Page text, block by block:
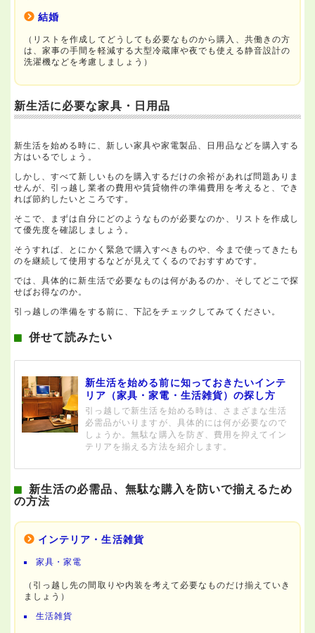
結婚
（リストを作成してどうしても必要なものから購入、共働きの方
は、家事の手間を軽減する大型冷蔵庫や夜でも使える静音設計の
洗濯機などを考慮しましょう）
新生活に必要な家具・日用品
新生活を始める時に、新しい家具や家電製品、日用品などを購入する
方はいるでしょう。
しかし、すべて新しいものを購入するだけの余裕があれば問題ありま
せんが、引っ越し業者の費用や賃貸物件の準備費用を考えると、でき
れば節約したいところです。
そこで、まずは自分にどのようなものが必要なのか、リストを作成し
て優先度を確認しましょう。
そうすれば、とにかく緊急で購入すべきものや、今まで使ってきたも
のを継続して使用するなどが見えてくるのでおすすめです。
では、具体的に新生活で必要なものは何があるのか、そしてどこで探
せばお得なのか。
引っ越しの準備をする前に、下記をチェックしてみてください。
併せて読みたい
新生活を始める前に知っておきたいインテ
リア（家具・家電・生活雑貨）の探し方
引っ越しで新生活を始める時は、さまざまな生活
必需品がいりますが、具体的には何が必要なので
しょうか。無駄な購入を防ぎ、費用を抑えてイン
テリアを揃える方法を紹介します。
新生活の必需品、無駄な購入を防いで揃えるため
の方法
インテリア・生活雑貨
家具・家電
（引っ越し先の間取りや内装を考えて必要なものだけ揃えていき
ましょう）
生活雑貨